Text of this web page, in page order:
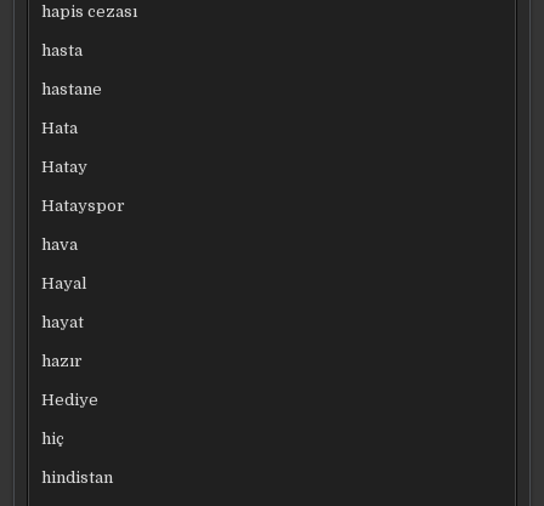
hapis cezası
hasta
hastane
Hata
Hatay
Hatayspor
hava
Hayal
hayat
hazır
Hediye
hiç
hindistan